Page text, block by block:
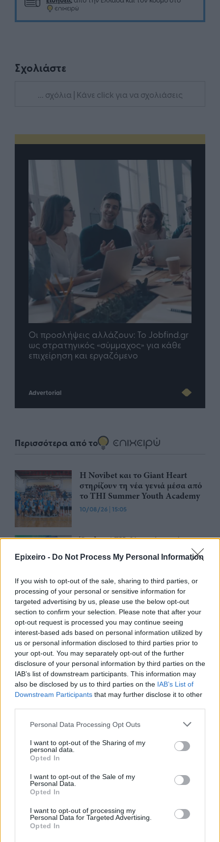
Epixeiro - Do Not Process My Personal Information
If you wish to opt-out of the sale, sharing to third parties, or
processing of your personal or sensitive information for
targeted advertising by us, please use the below opt-out
section to confirm your selection. Please note that after your
opt-out request is processed you may continue seeing
interest-based ads based on personal information utilized by
us or personal information disclosed to third parties prior to
your opt-out. You may separately opt-out of the further
disclosure of your personal information by third parties on the
IAB’s list of downstream participants. This information may
also be disclosed by us to third parties on the IAB’s List of
Downstream Participants that may further disclose it to other
Personal Data Processing Opt Outs
I want to opt-out of the Sharing of my
personal data.
Opted In
I want to opt-out of the Sale of my
Personal Data.
Opted In
I want to opt-out of processing my
Personal Data for Targeted Advertising.
Opted In
Σχολιάστε
... σχόλια | Κάνε click για να σχολιάσεις
Οι προσλήψεις αλλάζουν: To Jobfind.gr
ως στρατηγικός «σύμμαχος» για κάθε
επιχείρηση και εργαζόμενο
Advertorial
Περισσότερα από το
Η Novibet και το Giant Heart
στηρίζουν τη νέα γενιά μέσα από
το THI Summer Youth Academy
10/08/26 | 15:05
Όμιλος ΔΕΗ: Υπογράφει νέα
χαρτοφυλάκιο έργων ΑΠΕ άνω
Ουγγαρία
10/08/26 10:49
Παράταση έως τις 30 Νοεμβρίου
για περισσότερες από 400
επιχειρήσεις στο «Εξοικονομώ –
Επιχειρώ» λόγω μεγάλης
απήχησης του προγράμματος
10/08/26|10:42
Trade Estates: Στην κατοχή της το
50% του Sofia South Ring Mall με
Ατρόμητος και Novibet
07/08/26|15:48
Βραβευμένα κρασιά με την
υπογραφή της Lidl Ελλάς